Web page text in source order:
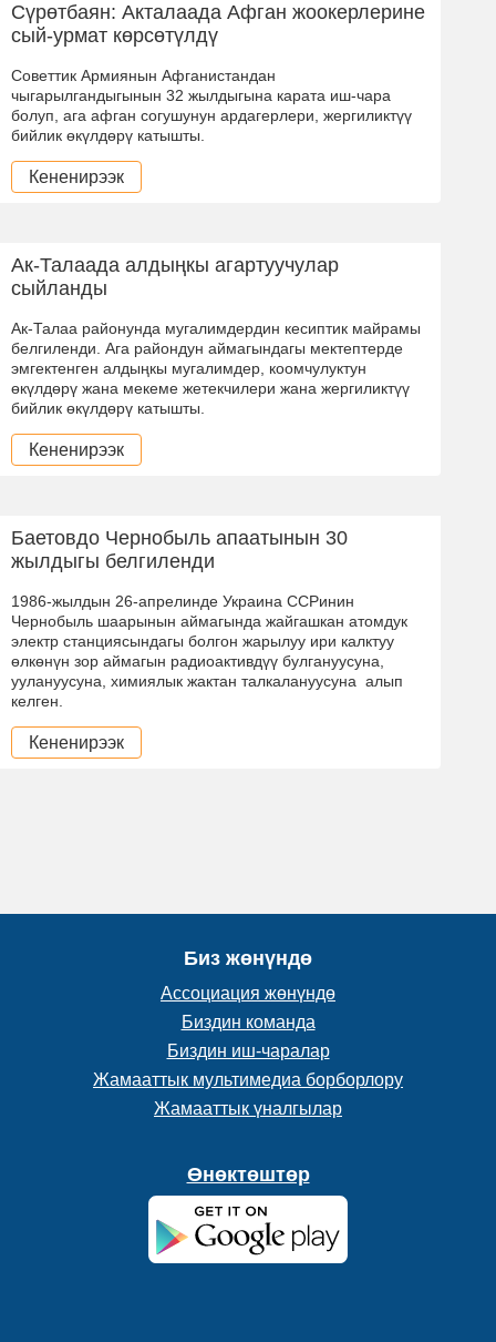
Сүрөтбаян: Акталаада Афган жоокерлерине
сый-урмат көрсөтүлдү
Советтик Армиянын Афганистандан
чыгарылгандыгынын 32 жылдыгына карата иш-чара
болуп, ага афган согушунун ардагерлери, жергиликтүү
бийлик өкүлдөрү катышты.
Кененирээк
Ак-Талаада алдыңкы агартуучулар
сыйланды
Ак-Талаа районунда мугалимдердин кесиптик майрамы
белгиленди. Ага райондун аймагындагы мектептерде
эмгектенген алдыңкы мугалимдер, коомчулуктун
өкүлдөрү жана мекеме жетекчилери жана жергиликтүү
бийлик өкүлдөрү катышты.
Кененирээк
Баетовдо Чернобыль апаатынын 30
жылдыгы белгиленди
1986-жылдын 26-апрелинде Украина ССРинин
Чернобыль шаарынын аймагында жайгашкан атомдук
электр станциясындагы болгон жарылуу ири калктуу
өлкөнүн зор аймагын радиоактивдүү булгануусуна,
уулануусуна, химиялык жактан талкалануусуна алып
келген.
Кененирээк
Биз жөнүндө
Ассоциация жөнүндө
Биздин команда
Биздин иш-чаралар
Жамааттык мультимедиа борборлору
Жамааттык үналгылар
Өнөктөштөр